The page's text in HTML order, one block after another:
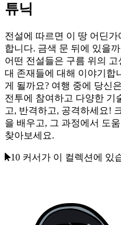
튜닉
전설에 따르면 이 땅 어딘
합니다. 금색 문 뒤에 있을
어떤 전설들은 구름 위의
대 존재들에 대해 이야기합
게 될까요? 여행 중에 당신
전투에 참여하고 다양한 기
고, 반격하고, 공격하세요!
을 배우고, 그 과정에서 도
찾아보세요.
10 커서가 이 컬렉션에 있